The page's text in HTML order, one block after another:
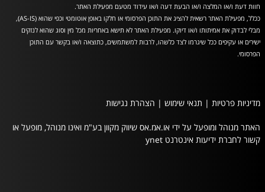
חוות דעת ו/או המלצה ו/או הבעת דעה ו/או עידוד מטעם מפעילת האתר.
ככלל, מפעילת האתר רשאית להציג את התוכן הפרסומי או חלקו באופן אוטומטי וכפי שהוא (AS-IS),
מבלי לבדוק את אמיתותו ו/או דיוקו. מפעילת האתר לא תישא באחריות מכל מין וסוג שהוא לנזקים
ישירים או עקיפים ככל שיגרמו לצד כלשהו, לרבות למשתמשים, כתוצאה ו/או בקשר עם התוכן
הפרסומי.
מדיניות פרטיות | תנאי שימוש | הצהרת נגישות
האתר מנוהל ומופעל על ידי או.אמ.אס שיווק מקוון בע"מ ואינו מנוהל, מופעל או
קשור לחברת ידיעות אינטרנט ynet